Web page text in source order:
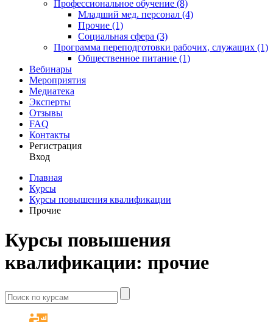
Профессиональное обучение (8)
Младший мед. персонал (4)
Прочие (1)
Социальная сфера (3)
Программа переподготовки рабочих, служащих (1)
Общественное питание (1)
Вебинары
Мероприятия
Медиатека
Эксперты
Отзывы
FAQ
Контакты
Регистрация
Вход
Главная
Курсы
Курсы повышения квалификации
Прочие
Курсы повышения
квалификации: прочие